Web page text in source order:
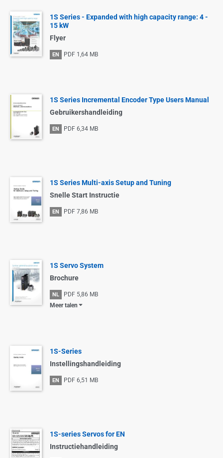
1S Series - Expanded with high capacity range: 4 -
15 kW
Flyer
EN PDF 1,64 MB
1S Series Incremental Encoder Type Users Manual
Gebruikershandleiding
EN PDF 6,34 MB
1S Series Multi-axis Setup and Tuning
Snelle Start Instructie
EN PDF 7,86 MB
1S Servo System
Brochure
NL PDF 5,86 MB
Meer talen
1S-Series
Instellingshandleiding
EN PDF 6,51 MB
1S-series Servos for EN
Instructiehandleiding